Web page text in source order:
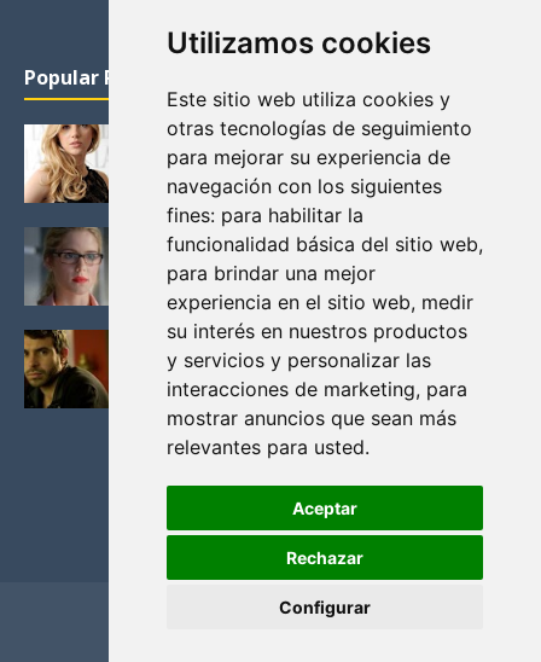
Utilizamos cookies
Este sitio web utiliza cookies y
otras tecnologías de seguimiento
para mejorar su experiencia de
navegación con los siguientes
fines: para habilitar la
funcionalidad básica del sitio web,
para brindar una mejor
experiencia en el sitio web, medir
su interés en nuestros productos
y servicios y personalizar las
interacciones de marketing, para
mostrar anuncios que sean más
relevantes para usted.
Aceptar
Rechazar
Configurar
Popular Posts
KATHERYN WINNICK: LA ACTRIZ MAS GUAPA DE
VIKINGOS
Junio 14, 2013
FELICITY (EMILY BETT RICKARDS), LAS FOTOS
MAS BONITAS DE LA ALIADA DE ARROW
Noviembre 30, 2013
BLACK MIRROR: TODA TU HISTORIA. EPISODIO 3.
LA CRITICA
Mayo 17, 2012
Privacidad y cookies
Contacto